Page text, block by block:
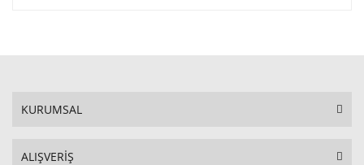
KURUMSAL
ALIŞVERİŞ